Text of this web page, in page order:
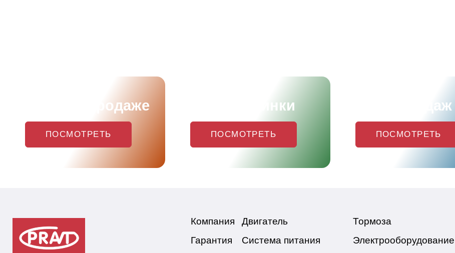
Скоро в продаже
ПОСМОТРЕТЬ
Наши новинки
ПОСМОТРЕТЬ
Хиты продаж
ПОСМОТРЕТЬ
Компания
Гарантия
Двигатель
Система питания
Тормоза
Электрооборудование